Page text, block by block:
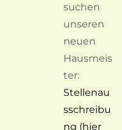
suchen
unseren
neuen
Hausmeis
ter:
Stellenau
sschreibu
ng (hier